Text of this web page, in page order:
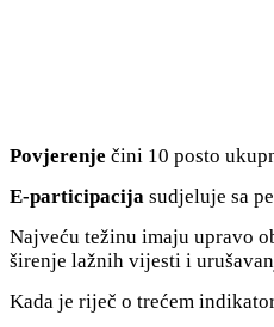
Povjerenje čini 10 posto
E-participacija sudjeluje sa
Najveću težinu imaju upravo
širenje lažnih vijesti i
Kada je riječ o trećem